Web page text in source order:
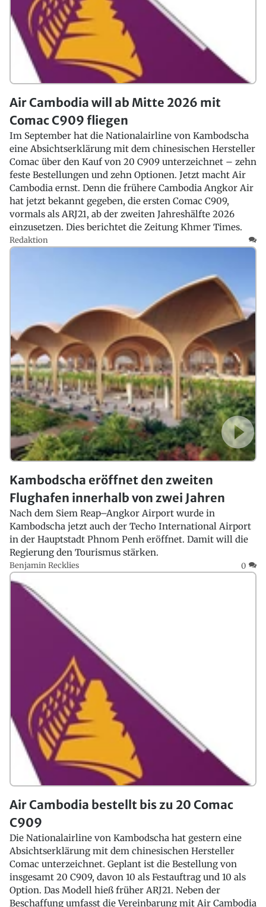
Air Cambodia will ab Mitte 2026 mit
Comac C909 fliegen
Im September hat die Nationalairline von Kambodscha
eine Absichtserklärung mit dem chinesischen Hersteller
Comac über den Kauf von 20 C909 unterzeichnet – zehn
feste Bestellungen und zehn Optionen. Jetzt macht Air
Cambodia ernst. Denn die frühere Cambodia Angkor Air
hat jetzt bekannt gegeben, die ersten Comac C909,
vormals als ARJ21, ab der zweiten Jahreshälfte 2026
einzusetzen. Dies berichtet die Zeitung Khmer Times.
Redaktion
Kambodscha eröffnet den zweiten
Flughafen innerhalb von zwei Jahren
Nach dem Siem Reap–Angkor Airport wurde in
Kambodscha jetzt auch der Techo International Airport
in der Hauptstadt Phnom Penh eröffnet. Damit will die
Regierung den Tourismus stärken.
Benjamin Recklies 0
Air Cambodia bestellt bis zu 20 Comac
C909
Die Nationalairline von Kambodscha hat gestern eine
Absichtserklärung mit dem chinesischen Hersteller
Comac unterzeichnet. Geplant ist die Bestellung von
insgesamt 20 C909, davon 10 als Festauftrag und 10 als
Option. Das Modell hieß früher ARJ21. Neben der
Beschaffung umfasst die Vereinbarung mit Air Cambodia